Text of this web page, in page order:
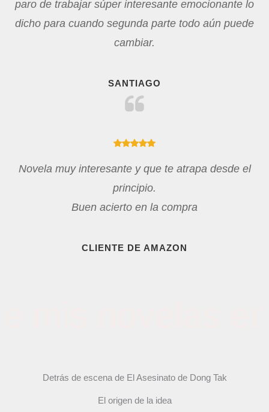
paro de trabajar súper interesante emocionante lo
dicho para cuando segunda parte todo aún puede
cambiar.
SANTIAGO
Novela muy interesante y que te atrapa desde el
principio.
Buen acierto en la compra
CLIENTE DE AMAZON
Detrás de escena de El Asesinato de Dong Tak
El origen de la idea